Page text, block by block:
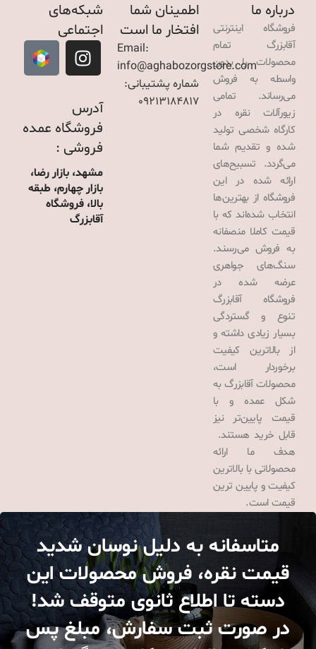
درباره ما
فروشگاه اینترنتی
آقابزرگ تمام
محصولات را بدون
واسطه به فروش
می‌رساند. تمامی
زیورآلات نقره در
کارگاه شخصی تولید
شده و تقدیم شما
می‌گردد. تسبیح‌های
ارائه شده در این
فروشگاه از بهترین‌ها
انتخاب شده‌اند که با
قیمت کاملا منصفانه
به فروش می‌رسند.
سنگ‌های جواهری
عرضه شده در
فروشگاه آقابزرگ
تنوع و گستردگی
بسیار زیادی داشته و
از بالاترین کیفیت
برخوردار است،
محصولات آقابزرگ به
شکل عمده و با
قیمت پایین‌تر نیز
قابل خرید هستند.
هدف ما ارائه
محصولاتی با بالاترین
کیفیت و پایین ترین
قیمت است.
اطمینان شما
افتخار ما است
Email:
info@aghabozorgstore.com
شماره پشتیبانی:
09213184817
شبکه‌های
اجتماعی
آدرس
فروشگاه عمده
فروشی :
مشهد، بازار رضا،
بازار چهارم، طبقه
بالا، فروشگاه
آقابزرگ
متاسفانه به دلیل نوسان شدید
قیمت نقره، فروش محصولات این
دسته تا اطلاع ثانوی متوقف شد!
در صورت ثبت سفارش، مبلغ پس